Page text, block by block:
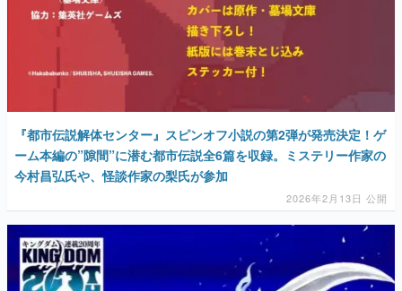
『都市伝説解体センター』スピンオフ小説の第2弾が発売決定！ゲ
ーム本編の”隙間”に潜む都市伝説全6篇を収録。ミステリー作家の
今村昌弘氏や、怪談作家の梨氏が参加
2026年2月13日 公開